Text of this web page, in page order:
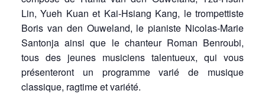
Lin, Yueh Kuan et Kai-Hsiang Kang, le trompettiste
Boris van den Ouweland, le pianiste Nicolas-Marie
Santonja ainsi que le chanteur Roman Benroubi,
tous des jeunes musiciens talentueux, qui vous
présenteront un programme varié de musique
classique, ragtime et variété.